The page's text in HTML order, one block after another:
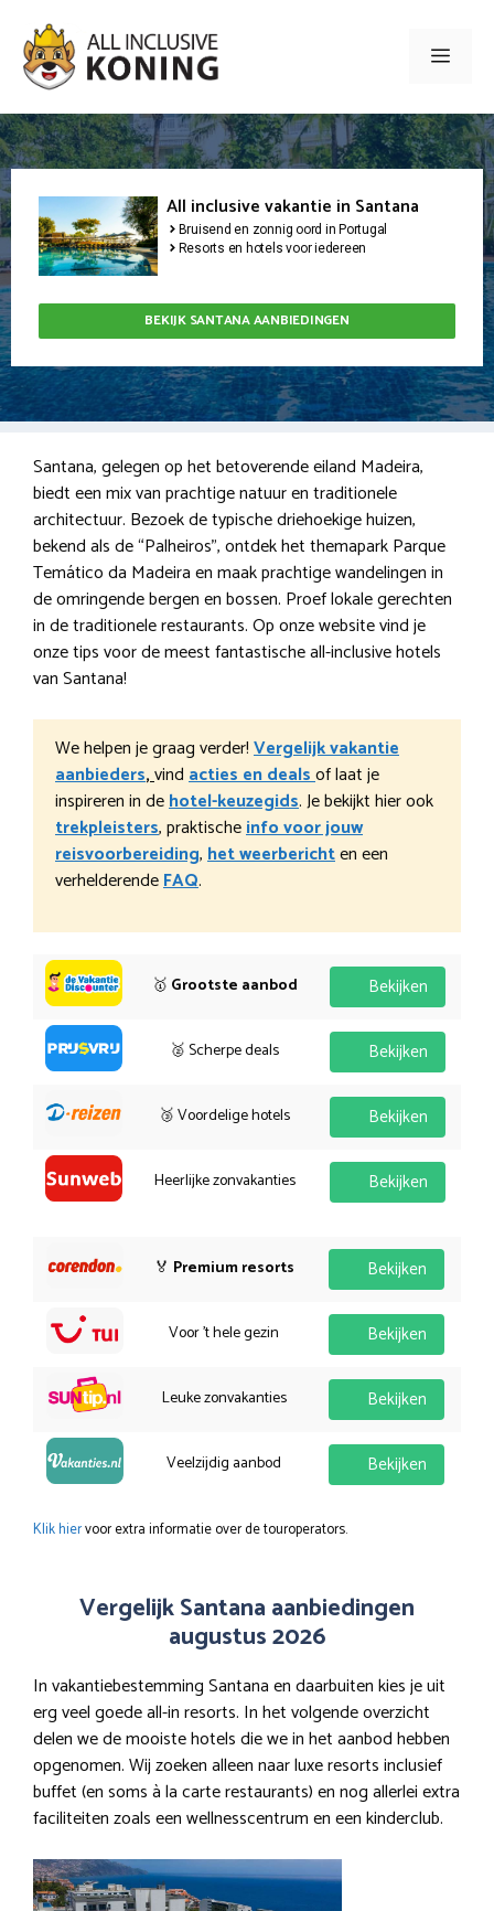
naar
inhoud
Menu
All inclusive vakantie in Santana
Bruisend en zonnig oord in Portugal
Resorts en hotels voor iedereen
BEKIJK SANTANA AANBIEDINGEN
Santana, gelegen op het betoverende eiland Madeira,
biedt een mix van prachtige natuur en traditionele
architectuur. Bezoek de typische driehoekige huizen,
bekend als de “Palheiros”, ontdek het themapark Parque
Temático da Madeira en maak prachtige wandelingen in
de omringende bergen en bossen. Proef lokale gerechten
in de traditionele restaurants. Op onze website vind je
onze tips voor de meest fantastische all-inclusive hotels
van Santana!
We helpen je graag verder!Vergelijk vakantie
aanbieders,vindacties en dealsof laat je
inspireren in dehotel-keuzegids. Je bekijkt hier ook
trekpleisters, praktischeinfo voor jouw
reisvoorbereiding,het weerberichten een
verhelderendeFAQ.
🥇 Grootste aanbod Bekijken
🥈 Scherpe deals Bekijken
🥉 Voordelige hotels Bekijken
Heerlijke zonvakanties Bekijken
🏅 Premium resorts Bekijken
Voor 't hele gezin Bekijken
Leuke zonvakanties Bekijken
Veelzijdig aanbod Bekijken
Klik hiervoor extra informatie over de touroperators.
Vergelijk Santana aanbiedingen
augustus 2026
In vakantiebestemming Santana en daarbuiten kies je uit
erg veel goede all-in resorts. In het volgende overzicht
delen we de mooiste hotels die we in het aanbod hebben
opgenomen. Wij zoeken alleen naar luxe resorts inclusief
buffet (en soms à la carte restaurants) en nog allerlei extra
faciliteiten zoals een wellnesscentrum en een kinderclub.